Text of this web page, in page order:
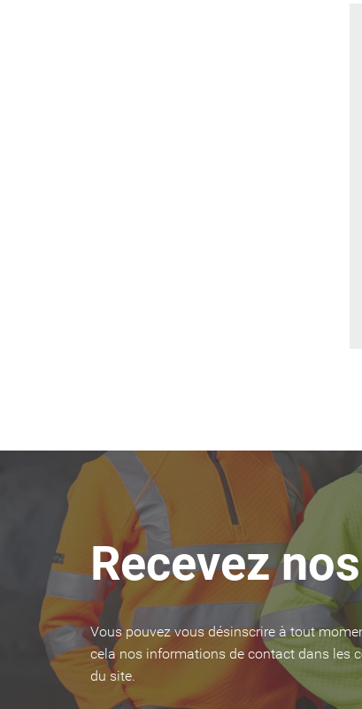
Recevez
Vous pouvez vous désinscrire à tout
cela nos informations de contact dans les
du site.